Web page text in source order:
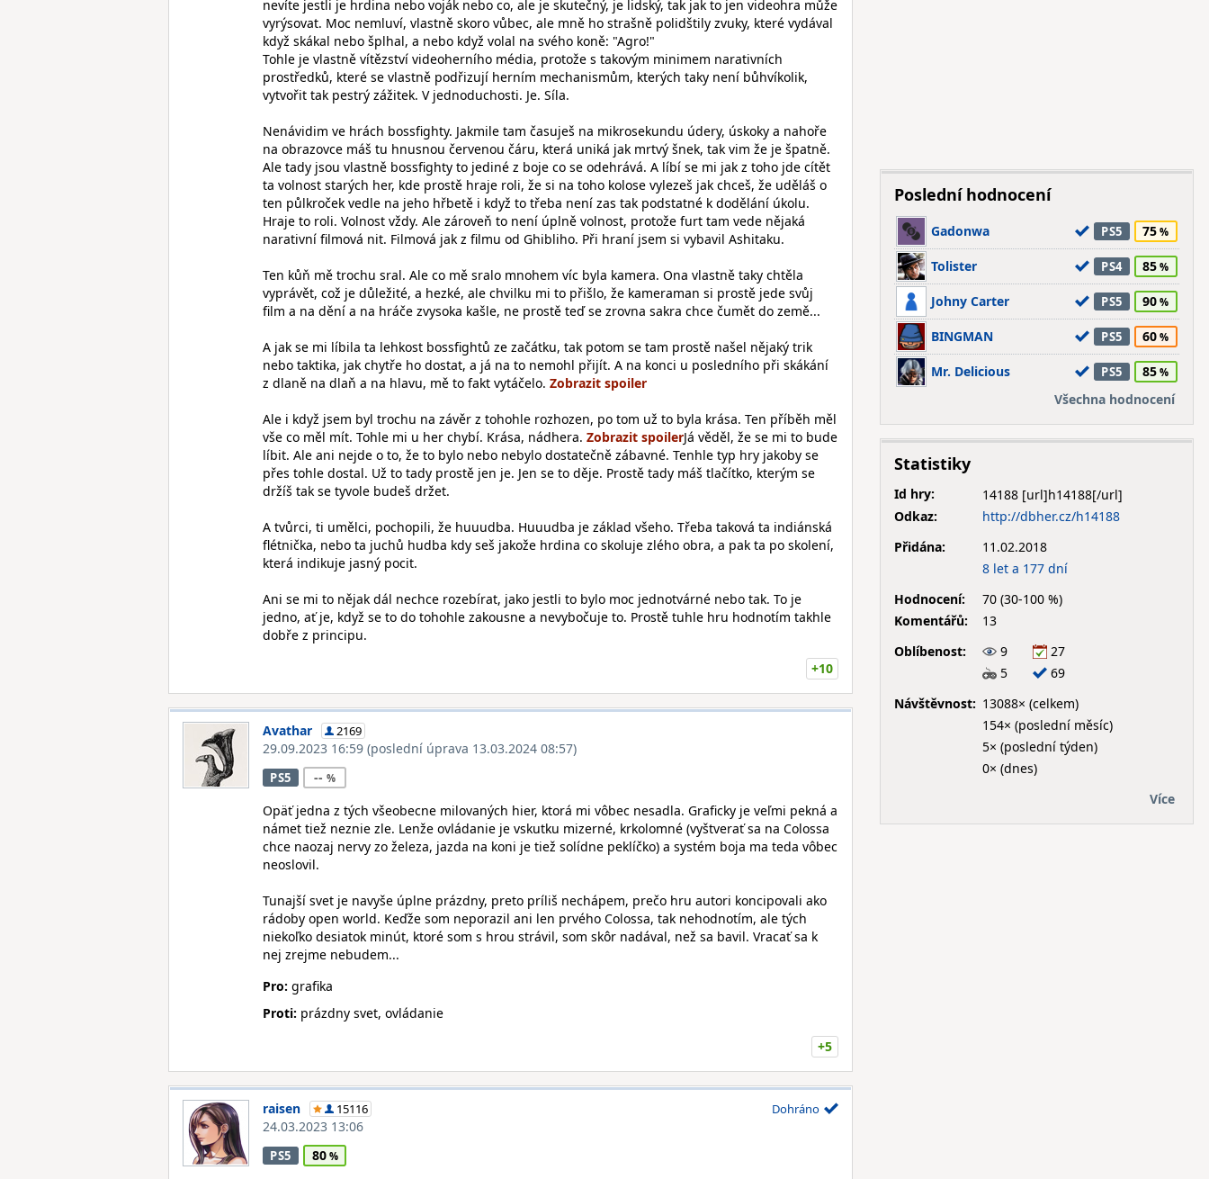
nevíte jestli je hrdina nebo voják nebo co, ale je skutečný, je lidský, tak jak to jen videohra může
vyrýsovat. Moc nemluví, vlastně skoro vůbec, ale mně ho strašně polidštily zvuky, které vydával
když skákal nebo šplhal, a nebo když volal na svého koně: "Agro!"
Tohle je vlastně vítězství videoherního média, protože s takovým minimem narativních
prostředků, které se vlastně podřizují herním mechanismům, kterých taky není bůhvíkolik,
vytvořit tak pestrý zážitek. V jednoduchosti. Je. Síla.
Nenávidim ve hrách bossfighty. Jakmile tam časuješ na mikrosekundu údery, úskoky a nahoře
na obrazovce máš tu hnusnou červenou čáru, která uniká jak mrtvý šnek, tak vim že je špatně.
Ale tady jsou vlastně bossfighty to jediné z boje co se odehrává. A líbí se mi jak z toho jde cítět
ta volnost starých her, kde prostě hraje roli, že si na toho kolose vylezeš jak chceš, že uděláš o
ten půlkroček vedle na jeho hřbetě i když to třeba není zas tak podstatné k dodělání úkolu.
Hraje to roli. Volnost vždy. Ale zároveň to není úplně volnost, protože furt tam vede nějaká
narativní filmová nit. Filmová jak z filmu od Ghibliho. Při hraní jsem si vybavil Ashitaku.
Ten kůň mě trochu sral. Ale co mě sralo mnohem víc byla kamera. Ona vlastně taky chtěla
vyprávět, což je důležité, a hezké, ale chvilku mi to přišlo, že kameraman si prostě jede svůj
film a na dění a na hráče zvysoka kašle, ne prostě teď se zrovna sakra chce čumět do země...
A jak se mi líbila ta lehkost bossfightů ze začátku, tak potom se tam prostě našel nějaký trik
nebo taktika, jak chytře ho dostat, a já na to nemohl přijít. A na konci u posledního při skákání
z dlaně na dlaň a na hlavu, mě to fakt vytáčelo.
Ale i když jsem byl trochu na závěr z tohohle rozhozen, po tom už to byla krása. Ten příběh měl
vše co měl mít. Tohle mi u her chybí. Krása, nádhera.
Já věděl, že se mi to bude
líbit. Ale ani nejde o to, že to bylo nebo nebylo dostatečně zábavné. Tenhle typ hry jakoby se
přes tohle dostal. Už to tady prostě jen je. Jen se to děje. Prostě tady máš tlačítko, kterým se
držíš tak se tyvole budeš držet.
A tvůrci, ti umělci, pochopili, že huuudba. Huuudba je základ všeho. Třeba taková ta indiánská
flétnička, nebo ta juchů hudba kdy seš jakože hrdina co skoluje zlého obra, a pak ta po skolení,
která indikuje jasný pocit.
Ani se mi to nějak dál nechce rozebírat, jako jestli to bylo moc jednotvárné nebo tak. To je
jedno, ať je, když se to do tohohle zakousne a nevybočuje to. Prostě tuhle hru hodnotím takhle
dobře z principu.
+10
Avathar 2169
29.09.2023 16:59 (poslední úprava 13.03.2024 08:57)
PS5
--
Opäť jedna z tých všeobecne milovaných hier, ktorá mi vôbec nesadla. Graficky je veľmi pekná a
námet tiež neznie zle. Lenže ovládanie je vskutku mizerné, krkolomné (vyštverať sa na Colossa
chce naozaj nervy zo železa, jazda na koni je tiež solídne peklíčko) a systém boja ma teda vôbec
neoslovil.
Tunajší svet je navyše úplne prázdny, preto príliš nechápem, prečo hru autori koncipovali ako
rádoby open world. Keďže som neporazil ani len prvého Colossa, tak nehodnotím, ale tých
niekoľko desiatok minút, ktoré som s hrou strávil, som skôr nadával, než sa bavil. Vracať sa k
nej zrejme nebudem...
Pro: grafika
Proti: prázdny svet, ovládanie
+5
raisen 15116
24.03.2023 13:06
Dohráno
PS5
80
Poslední hodnocení
Gadonwa PS5 75
Tolister PS4 85
Johny Carter PS5 90
BINGMAN PS5 60
Mr. Delicious PS5
85
Všechna hodnocení
Statistiky
Id hry:
14188
Odkaz:
http://dbher.cz/h14188
Přidána:
11.02.2018
8 let a 177 dní
Hodnocení:
70 (30-100 %)
Komentářů:
13
Oblíbenost:
9
27
5
69
Návštěvnost: 13088× (celkem)
154× (poslední měsíc)
5× (poslední týden)
0× (dnes)
Více